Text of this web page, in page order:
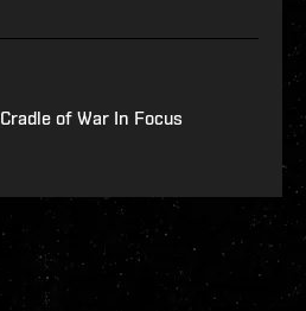
Cradle of War In Focus